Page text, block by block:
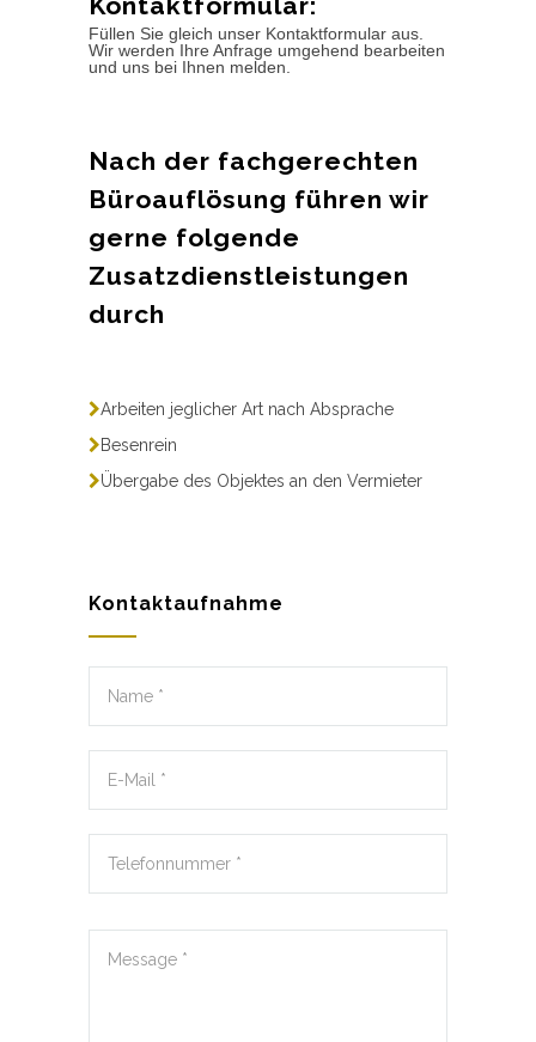
Füllen Sie gleich unser Kontaktformular aus.
Wir werden Ihre Anfrage umgehend bearbeiten
und uns bei Ihnen melden.
Nach der fachgerechten
Büroauflösung führen wir
gerne folgende
Zusatzdienstleistungen
durch
Arbeiten jeglicher Art nach Absprache
Besenrein
Übergabe des Objektes an den Vermieter
Kontaktaufnahme